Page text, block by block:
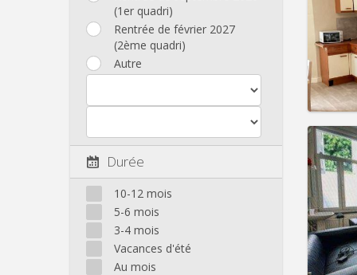
(1er quadri)
Rentrée de février 2027
(2ème quadri)
Autre
Durée
10-12 mois
5-6 mois
3-4 mois
Vacances d'été
Au mois
Loyer:
Durée:
Loyer:
Durée: